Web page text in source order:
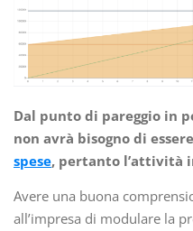
Dal punto di pareggio in
non avrà bisogno di
spese, pertanto l’attività
Avere una buona
all’impresa di modulare la